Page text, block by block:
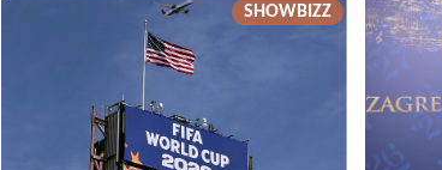
SHOWBIZZ